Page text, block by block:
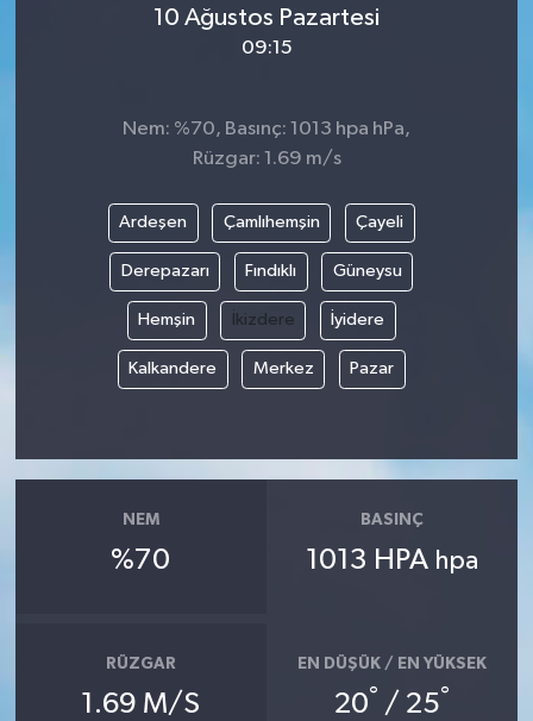
10 Ağustos Pazartesi
09:15
Nem: %70, Basınç: 1013 hpa hPa,
Rüzgar: 1.69 m/s
Ardeşen Çamlıhemşin Çayeli
Derepazarı Fındıklı Güneysu
Hemşin İkizdere İyidere
Kalkandere Merkez Pazar
NEM
%70
BASINÇ
1013 HPA hpa
RÜZGAR
1.69 M/S
EN DÜŞÜK / EN YÜKSEK
20° / 25°